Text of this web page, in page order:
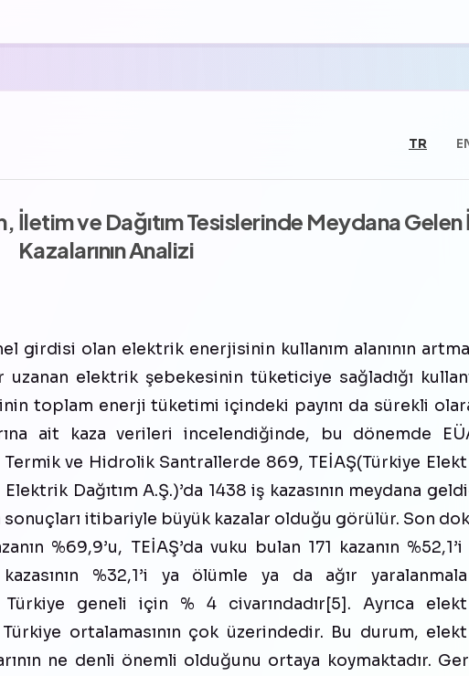
TR
ve Dağıtım Tesislerinde Meydana Gelen
Kazalarının Analizi
girdisi olan elektrik enerjisinin kullanım alanının
elektrik şebekesinin tüketiciye sağladığı
toplam enerji tüketimi içindeki payını da sürekli
ait kaza verileri incelendiğinde, bu dönemde
ve Hidrolik Santrallerde 869, TEİAŞ(Türkiye
Dağıtım A.Ş.)’da 1438 iş kazasının meydana
sonuçları itibariyle büyük kazalar olduğu görülür. Son
%69,9’u, TEİAŞ’da vuku bulan 171 kazanın %52,1’i
%32,1’i ya ölümle ya da ağır
Türkiye geneli için % 4 civarındadır[5]. Ayrıca
ortalamasının çok üzerindedir. Bu durum,
ne denli önemli olduğunu ortaya koymaktadır.